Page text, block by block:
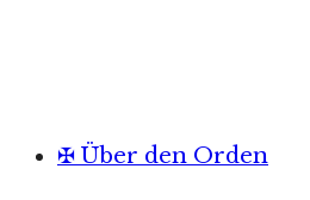
✠ Über den Orden